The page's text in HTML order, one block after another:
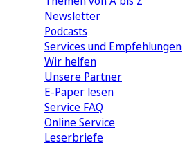
Newsletter
Podcasts
Services und Empfehlungen
Wir helfen
Unsere Partner
E-Paper lesen
Service FAQ
Online Service
Leserbriefe